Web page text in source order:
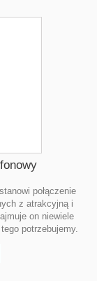
połączenie
z atrakcyjną i
on niewiele
potrzebujemy.